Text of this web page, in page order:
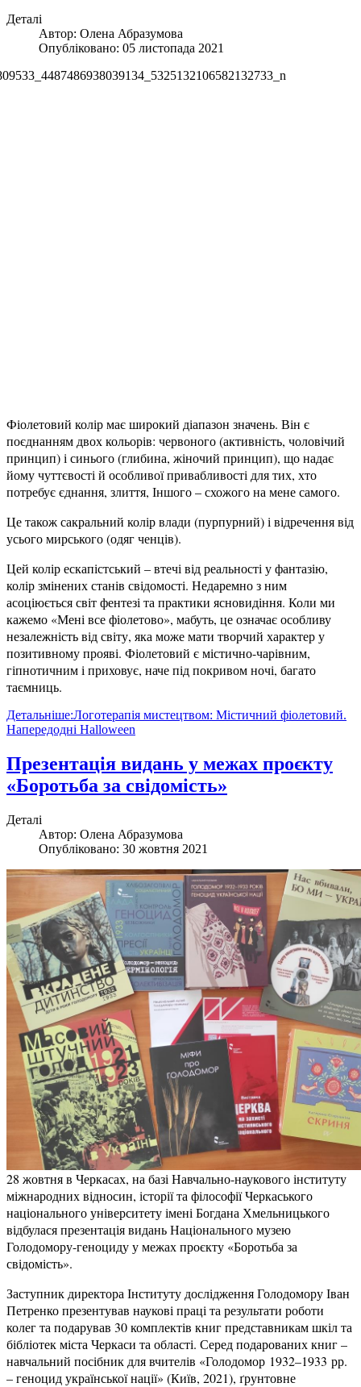
Деталі
Автор: Олена Абразумова
Опубліковано: 05 листопада 2021
Фіолетовий колір має широкий діапазон значень. Він є
поєднанням двох кольорів: червоного (активність, чоловічий
принцип) і синього (глибина, жіночий принцип), що надає
йому чуттєвості й особливої привабливості для тих, хто
потребує єднання, злиття, Іншого – схожого на мене самого.
Це також сакральний колір влади (пурпурний) і відречення від
усього мирського (одяг ченців).
Цей колір ескапістський – втечі від реальності у фантазію,
колір змінених станів свідомості. Недаремно з ним
асоціюється світ фентезі та практики ясновидіння. Коли ми
кажемо «Мені все фіолетово», мабуть, це означає особливу
незалежність від світу, яка може мати творчий характер у
позитивному прояві. Фіолетовий є містично-чарівним,
гіпнотичним і приховує, наче під покривом ночі, багато
таємниць.
Детальніше:Логотерапія мистецтвом: Містичний фіолетовий.
Напередодні Halloween
Презентація видань у межах проєкту
«Боротьба за свідомість»
Деталі
Автор: Олена Абразумова
Опубліковано: 30 жовтня 2021
28 жовтня в Черкасах, на базі Навчально-наукового інституту
міжнародних відносин, історії та філософії Черкаського
національного університету імені Богдана Хмельницького
відбулася презентація видань Національного музею
Голодомору-геноциду у межах проєкту «Боротьба за
свідомість».
Заступник директора Інституту дослідження Голодомору Іван
Петренко презентував наукові праці та результати роботи
колег та подарував 30 комплектів книг представникам шкіл та
бібліотек міста Черкаси та області. Серед подарованих книг –
навчальний посібник для вчителів «Голодомор 1932–1933 рр.
– геноцид української нації» (Київ, 2021), ґрунтовне